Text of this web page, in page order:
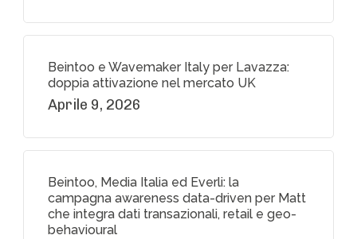
Beintoo e Wavemaker Italy per Lavazza:
doppia attivazione nel mercato UK
Aprile 9, 2026
Beintoo, Media Italia ed Everli: la
campagna awareness data-driven per Matt
che integra dati transazionali, retail e geo-
behavioural